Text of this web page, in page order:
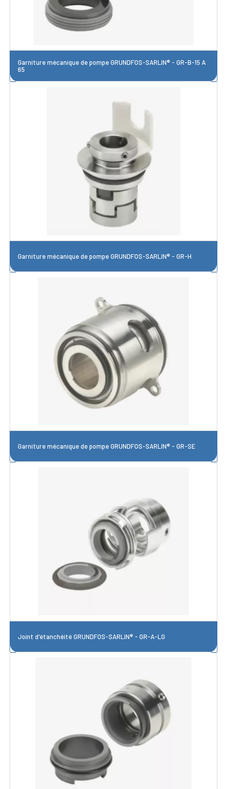
Garniture mécanique de pompe GRUNDFOS-SARLIN® - GR-B-15 A
65
Garniture mécanique de pompe GRUNDFOS-SARLIN® - GR-H
Garniture mécanique de pompe GRUNDFOS-SARLIN® - GR-SE
Joint d'étanchéité GRUNDFOS-SARLIN® - GR-A-LG